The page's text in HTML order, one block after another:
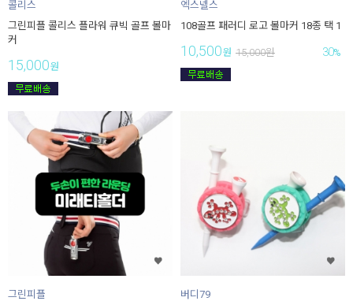
콜리스
그린피플 콜리스 플라워 큐빅 골프 볼마
커
15,000원
엑스넬스
108골프 패러디 로고 볼마커 18종 택 1
10,500원 15,000원 30%
그린피플
버디79